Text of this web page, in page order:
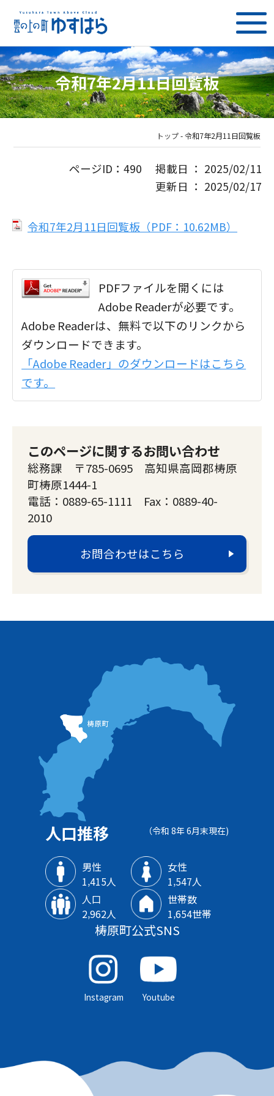
令和7年2月11日回覧板
トップ-令和7年2月11日回覧板
ページID：490 掲載日 ： 2025/02/11
更新日 ： 2025/02/17
令和7年2月11日回覧板（PDF：10.62MB）
PDFファイルを開くには
Adobe Readerが必要です。
Adobe Readerは、無料で以下のリンクから
ダウンロードできます。
「Adobe Reader」のダウンロードはこちら
です。
このページに関するお問い合わせ
総務課 〒785-0695 高知県高岡郡梼原
町梼原1444-1
電話：0889-65-1111 Fax：0889-40-
2010
お問合わせはこちら
人口推移 （令和 8年 6月末現在)
男性
1‚415人
女性
1‚547人
人口
2‚962人
世帯数
1‚654世帯
梼原町公式SNS
Instagram Youtube